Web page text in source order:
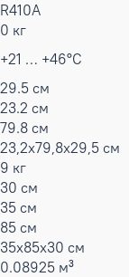
R410A
0 кг
+21 … +46°C
29.5 см
23.2 см
79.8 см
23,2x79,8x29,5 см
9 кг
30 см
35 см
85 см
35x85x30 см
0.08925 м³